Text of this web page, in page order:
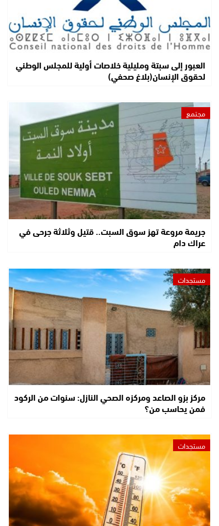
العبور إلى سبتة ومليلية خلاصات أولية للمجلس الوطني
لحقوق الإنسان(بلاغ صحفي)
مجتمع
جريمة مروعة تهز سوق السبت.. قتيل وثلاثة جرحى في
عراك دام
مستجدات
مركز بزو الصاعد ومركزه الصحي النازل: سنوات من الركود
فمن يحاسب من؟
مستجدات